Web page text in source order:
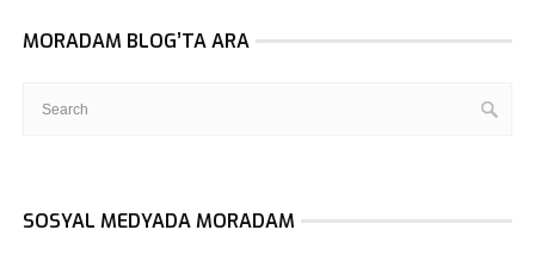
MORADAM BLOG’TA ARA
SOSYAL MEDYADA MORADAM